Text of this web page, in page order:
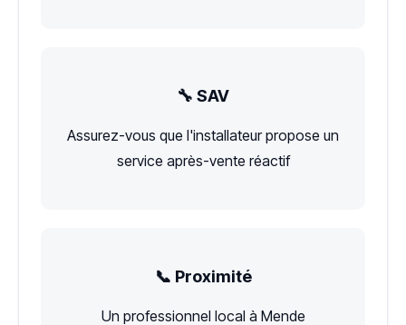
🔧 SAV
Assurez-vous que l'installateur propose un
service après-vente réactif
📞 Proximité
Un professionnel local à Mende